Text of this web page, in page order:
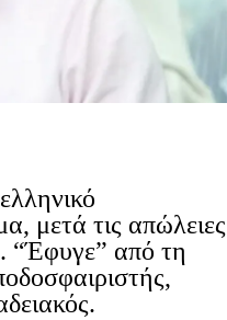
μετά τις απώλειες
“Έφυγε” από τη